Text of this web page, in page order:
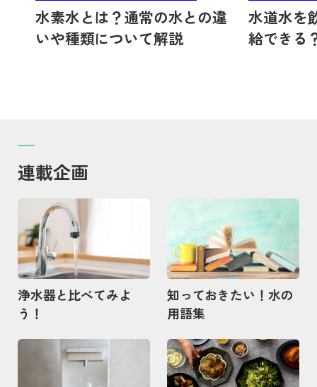
水素水とは？通常の水との違
いや種類について解説
水道水を
給できる
連載企画
浄水器と比べてみよ
う！
記事を読む
知っておきたい！水の
用語集
記事を読む 記事を読む